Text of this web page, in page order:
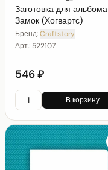
Заготовка для альбома
Замок (Хогвартс)
Бренд:Craftstory
Арт.: 522107
546 ₽
В корзину